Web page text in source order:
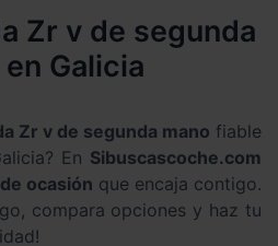
Zr v de segunda
Galicia
Zr v de segunda mano fiable
En Sibuscascoche.com
ocasión que encaja contigo.
compara opciones y haz tu